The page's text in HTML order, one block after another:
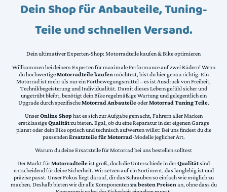
Dein Shop für Anbauteile, Tuning-
Teile und schnellen Versand.
Dein ultimativer Experten-Shop: Motorradteile kaufen & Bike optimieren
Willkommen bei deinem Experten für maximale Performance auf zwei Rädern! Wenn
du hochwertigeMotorradteile kaufen möchtest, bist du hier genau richtig. Ein
Motorrad ist mehr als nur ein Fortbewegungsmittel – es ist Ausdruck von Freiheit,
Technikbegeisterung und Individualität. Damit dieses Lebensgefühl sicher und
ungetrübt bleibt, benötigt dein Bike regelmäßige Wartung und gelegentlich ein
Upgrade durch spezifischeMotorrad AnbauteileoderMotorrad Tuning Teile.
UnserOnline Shophat es sich zur Aufgabe gemacht, Fahrern aller Marken
erstklassigeQualitätzu bieten. Egal, ob du eine Reparatur in der eigenen Garage
planst oder dein Bike optisch und technisch aufwerten willst: Bei uns findest du die
passendenErsatzteile für Motorrad-Modelle jeglicher Art.
Warum du deine Ersatzteile für Motorrad bei uns bestellen solltest
Der Markt fürMotorradteileist groß, doch die Unterschiede in derQualitätsind
entscheidend für deine Sicherheit. Wir setzen auf ein Sortiment, das langlebig ist und
präzise passt. Unser Fokus liegt darauf, dir das Schrauben so einfach wie möglich zu
machen. Deshalb bieten wir dir alle Komponentenzu besten Preisenan, ohne dass du